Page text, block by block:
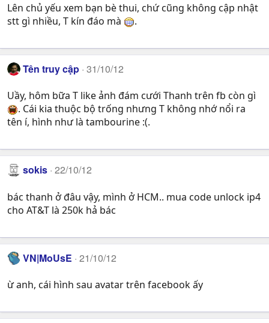
Lên chủ yếu xem bạn bè thui, chứ cũng không cập nhật
stt gì nhiều, T kín đáo mà
.
Tên truy cập 31/10/12
Uầy, hôm bữa T like ảnh đám cưới Thanh trên fb còn gì
. Cái kia thuộc bộ trống nhưng T không nhớ nổi ra
tên í, hình như là tambourine :(.
sokis 22/10/12
bác thanh ở đâu vậy, mình ở HCM.. mua code unlock ip4
cho AT&T là 250k hả bác
VN|MoUsE 21/10/12
ừ anh, cái hình sau avatar trên facebook ấy